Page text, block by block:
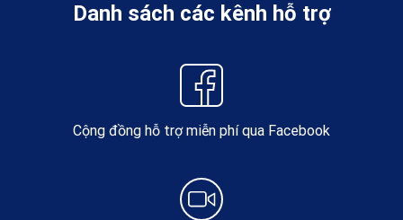
Danh sách các kênh hỗ trợ
Cộng đồng hỗ trợ miễn phí qua Facebook